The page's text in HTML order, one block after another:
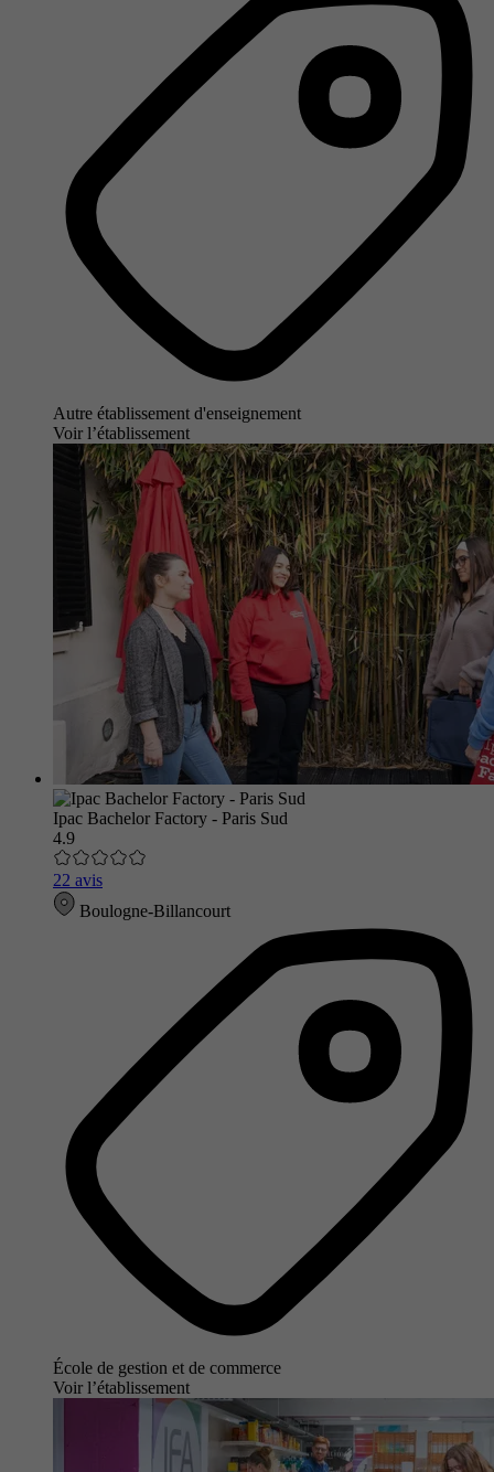
Autre établissement d'enseignement
Voir l’établissement
Ipac Bachelor Factory - Paris Sud
4.9
22 avis
Boulogne-Billancourt
École de gestion et de commerce
Voir l’établissement